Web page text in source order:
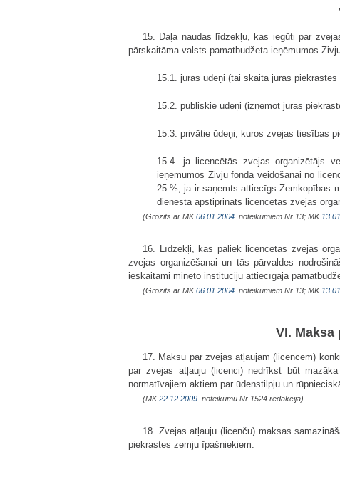
15. Daļa naudas līdzekļu, kas iegūti par
pārskaitāma valsts pamatbudžeta ieņēmumos
15.1. jūras ūdeņi (tai skaitā jūras
15.2. publiskie ūdeņi (izņemot jūras
15.3. privātie ūdeņi, kuros zvejas tiesības
15.4. ja licencētās zvejas organizētājs
ieņēmumos Zivju fonda veidošanai no
25 %, ja ir saņemts attiecīgs Zemkopības
dienestā apstiprināts licencētās zvejas
(Grozīts ar MK06.01.2004. noteikumiem Nr.13; MK
16. Līdzekļi, kas paliek licencētās zvejas
zvejas organizēšanai un tās pārvaldes
ieskaitāmi minēto institūciju attiecīgajā
(Grozīts ar MK06.01.2004. noteikumiem Nr.13; MK
VI. Maksa
17. Maksu par zvejas atļaujām (licencēm)
par zvejas atļauju (licenci) nedrīkst būt
normatīvajiem aktiem par ūdenstilpju un
(MK22.12.2009. noteikumu Nr.1524 redakcijā)
18. Zvejas atļauju (licenču) maksas
piekrastes zemju īpašniekiem.